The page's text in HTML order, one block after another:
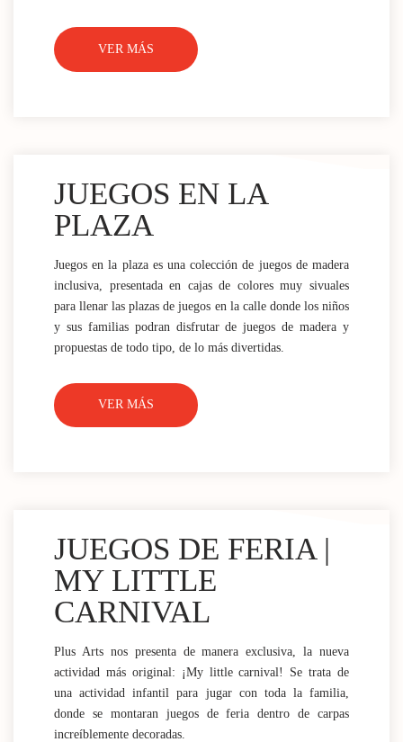
VER MÁS
JUEGOS EN LA
PLAZA
Juegos en la plaza es una colección de juegos de madera
inclusiva, presentada en cajas de colores muy sivuales
para llenar las plazas de juegos en la calle donde los niños
y sus familias podran disfrutar de juegos de madera y
propuestas de todo tipo, de lo más divertidas.
VER MÁS
JUEGOS DE FERIA |
MY LITTLE
CARNIVAL
Plus Arts nos presenta de manera exclusiva, la nueva
actividad más original: ¡My little carnival! Se trata de
una actividad infantil para jugar con toda la familia,
donde se montaran juegos de feria dentro de carpas
increíblemente decoradas.